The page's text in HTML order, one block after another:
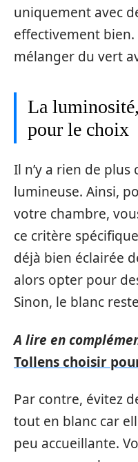
uniquement avec
effectivement bien.
mélanger du vert
La
pour le choix
Il n’y a rien de plus
lumineuse. Ainsi,
votre chambre,
ce critère
déjà bien éclairée
alors opter pour
Sinon, le blanc
A lire en
Tollens choisir
Par contre, évitez
tout en blanc car
peu accueillante.